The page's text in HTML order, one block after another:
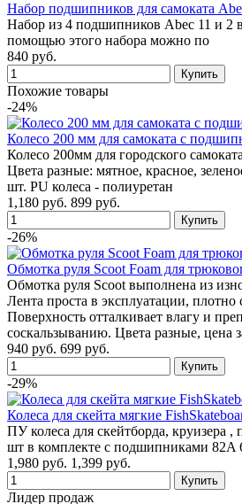
Набор подшипников для самоката
Набор из 4 подшипников Abec 11 и 2
помощью этого набора можно по
840 руб.
Похожие товары
-24%
Колесо 200 мм для самоката с
Колесо 200мм для городского
Цвета разные: мятное, красное,
шт. PU колеса - полиуретан
1,180 руб. 899 руб.
-26%
Обмотка руля Scoot Foam для
Обмотка руля Scoot выполнена из
Лента проста в эксплуатации, плотно
Поверхность отталкивает влагу и
соскальзыванию. Цвета разные, цена
940 руб. 699 руб.
-29%
Колеса для скейта мягкие
ПУ колеса для скейтборда, круизера
шт в комплекте с подшипниками 82A
1,980 руб. 1,399 руб.
Лидер продаж